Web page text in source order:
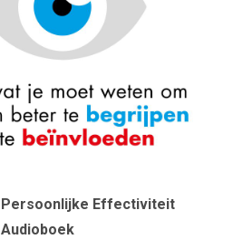
Persoonlijke Effectiviteit
Audioboek